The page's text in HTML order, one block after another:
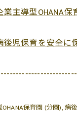
主導型OHANA保
後児保育を安全に
保育園 (分園) 病